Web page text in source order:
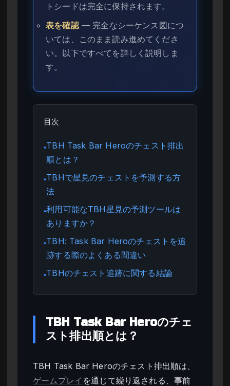
トシードは完全に保持されます。
表を確認— 完全なシーケンス図につ
いては、このまま読み進めてくださ
い。以下ですべてを詳しく説明しま
す。
目次
●TBH Task Bar Heroのチェスト排出
順とは？
●TBHで星見のチェストを予測する方
法
●利用可能なTBH星見の予測ツールは
ありますか？
●TBH: Task Bar Heroのチェストを追
跡する際のよくある間違い
●TBHのチェスト追跡に関する結論
TBH Task Bar Heroのチェ
スト排出順とは？
TBH Task Bar Heroのチェスト排出順は、
ゲームプレイ を通じて繰り返される、事前